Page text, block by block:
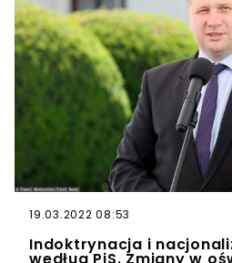
19.03.2022 08:53
Indoktrynacja i
według PiS. Zmiany w